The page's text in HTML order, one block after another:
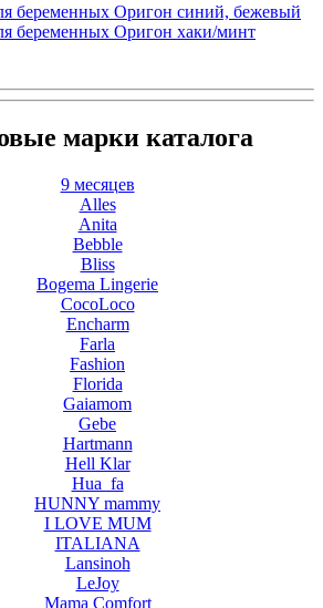
беременных Оригон синий, бежевый
беременных Оригон хаки/минт
марки каталога
9 месяцев
Alles
Anita
Bebble
Bliss
Bogema Lingerie
CocoLoco
Encharm
Farla
Fashion
Florida
Gaiamom
Gebe
Hartmann
Hell Klar
Hua_fa
HUNNY mammy
I LOVE MUM
ITALIANA
Lansinoh
LeJoy
Mama Comfort